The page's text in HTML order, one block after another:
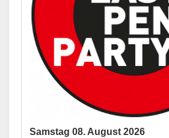
Samstag 08. August 2026